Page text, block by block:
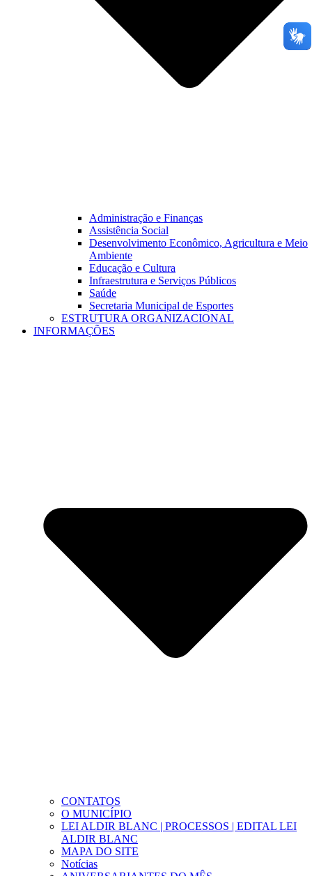
Administração e Finanças
Assistência Social
Desenvolvimento Econômico, Agricultura e Meio
Ambiente
Educação e Cultura
Infraestrutura e Serviços Públicos
Saúde
Secretaria Municipal de Esportes
ESTRUTURA ORGANIZACIONAL
INFORMAÇÕES
CONTATOS
O MUNICÍPIO
LEI ALDIR BLANC | PROCESSOS | EDITAL LEI
ALDIR BLANC
MAPA DO SITE
Notícias